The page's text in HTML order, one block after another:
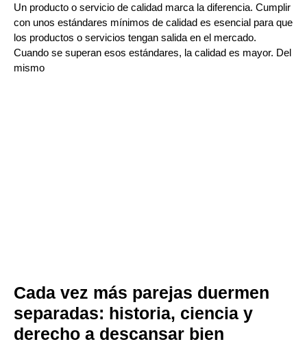
Un producto o servicio de calidad marca la diferencia. Cumplir
con unos estándares mínimos de calidad es esencial para que
los productos o servicios tengan salida en el mercado.
Cuando se superan esos estándares, la calidad es mayor. Del
mismo
Cada vez más parejas duermen
separadas: historia, ciencia y
derecho a descansar bien